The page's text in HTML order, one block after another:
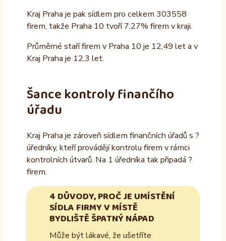
Kraj Praha je pak sídlem pro celkem 303558
firem, takže Praha 10 tvoří 7,27% firem v kraji.
Průměrné staří firem v Praha 10 je 12,49 let a v
Kraj Praha je 12,3 let.
Šance kontroly finančího
úřadu
Kraj Praha je zároveň sídlem finančních úřadů s ?
úředníky, kteří provádějí kontrolu firem v rámci
kontrolních útvarů. Na 1 úředníka tak připadá ?
firem.
4 DŮVODY, PROČ JE UMÍSTĚNÍ
SÍDLA FIRMY V MÍSTĚ
BYDLIŠTĚ ŠPATNÝ NÁPAD
Může být lákavé, že ušetříte